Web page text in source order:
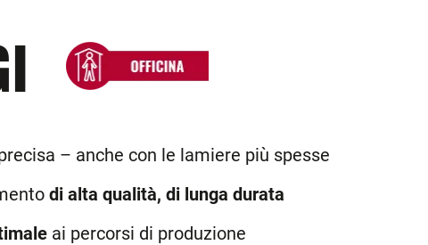
– anche con le lamiere più spesse
di alta qualità, di lunga durata
ai percorsi di produzione